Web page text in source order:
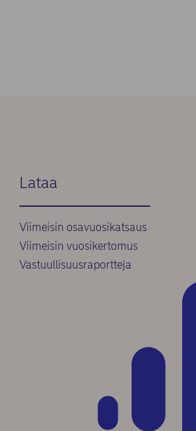
Lataa
Viimeisin osavuosikatsaus
Viimeisin vuosikertomus
Vastuullisuusraportteja